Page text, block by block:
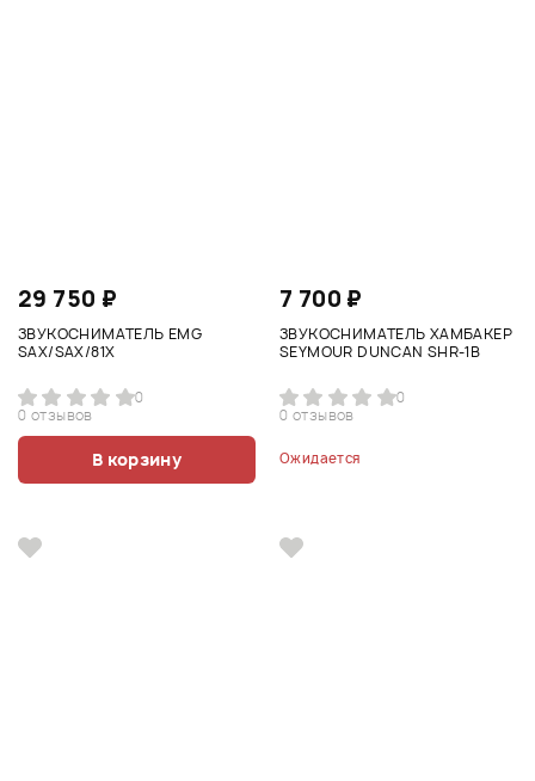
29 750 ₽
ЗВУКОСНИМАТЕЛЬ EMG
SAX/SAX/81X
0
0 отзывов
В корзину
7 700 ₽
ЗВУКОСНИМАТЕЛЬ ХАМБАКЕР
SEYMOUR DUNCAN SHR-1B
0
0 отзывов
Ожидается